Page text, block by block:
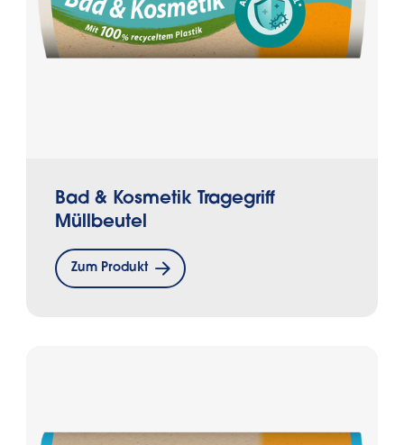
Bad & Kosmetik Tragegriff
Müllbeutel
Zum Produkt